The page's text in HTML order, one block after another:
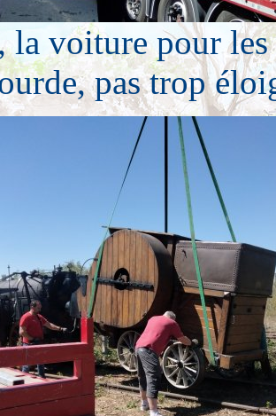
la voiture pour
pas trop